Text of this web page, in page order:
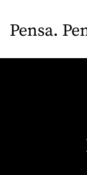
to
content
Pensa.